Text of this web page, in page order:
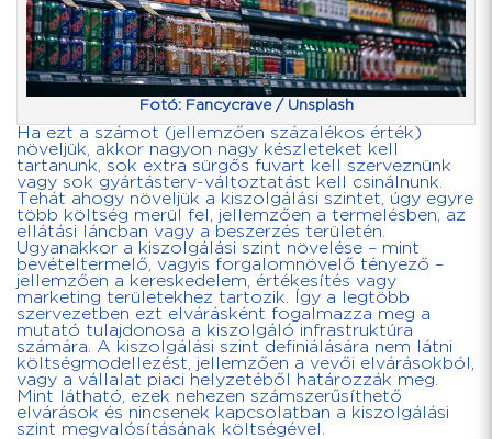
Fotó: Fancycrave / Unsplash
Ha ezt a számot (jellemzően százalékos érték)
növeljük, akkor nagyon nagy készleteket kell
tartanunk, sok extra sürgős fuvart kell szerveznünk
vagy sok gyártásterv-változtatást kell csinálnunk.
Tehát ahogy növeljük a kiszolgálási szintet, úgy egyre
több költség merül fel, jellemzően a termelésben, az
ellátási láncban vagy a beszerzés területén.
Ugyanakkor a kiszolgálási szint növelése – mint
bevételtermelő, vagyis forgalomnövelő tényező –
jellemzően a kereskedelem, értékesítés vagy
marketing területekhez tartozik. Így a legtöbb
szervezetben ezt elvárásként fogalmazza meg a
mutató tulajdonosa a kiszolgáló infrastruktúra
számára. A kiszolgálási szint definiálására nem látni
költségmodellezést, jellemzően a vevői elvárásokból,
vagy a vállalat piaci helyzetéből határozzák meg.
Mint látható, ezek nehezen számszerűsíthető
elvárások és nincsenek kapcsolatban a kiszolgálási
szint megvalósításának költségével.